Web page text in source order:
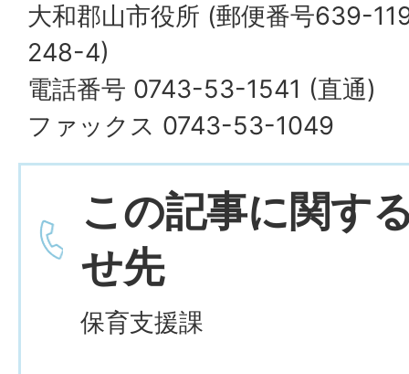
大和郡山市役所 (郵便番号639-
248-4)
電話番号 0743-53-1541 (直通)
ファックス 0743-53-1049
この記事に関す
せ先
保育支援課